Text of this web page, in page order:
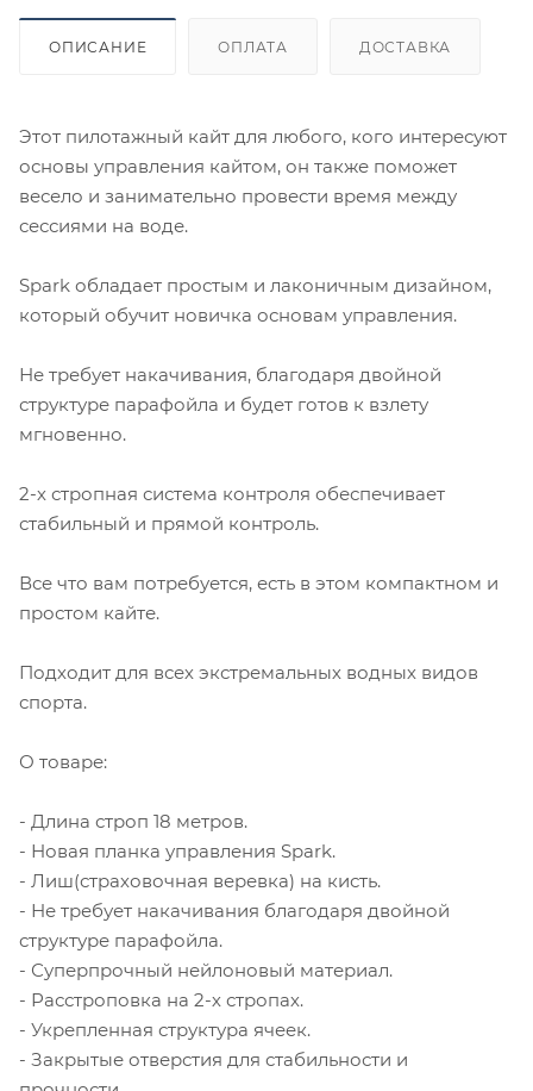
ОПИСАНИЕ ОПЛАТА ДОСТАВКА
Этот пилотажный кайт для любого, кого интересуют
основы управления кайтом, он также поможет
весело и занимательно провести время между
сессиями на воде.
Spark обладает простым и лаконичным дизайном,
который обучит новичка основам управления.
Не требует накачивания, благодаря двойной
структуре парафойла и будет готов к взлету
мгновенно.
2-х стропная система контроля обеспечивает
стабильный и прямой контроль.
Все что вам потребуется, есть в этом компактном и
простом кайте.
Подходит для всех экстремальных водных видов
спорта.
О товаре:
- Длина строп 18 метров.
- Новая планка управления Spark.
- Лиш(страховочная веревка) на кисть.
- Не требует накачивания благодаря двойной
структуре парафойла.
- Суперпрочный нейлоновый материал.
- Расстроповка на 2-х стропах.
- Укрепленная структура ячеек.
- Закрытые отверстия для стабильности и